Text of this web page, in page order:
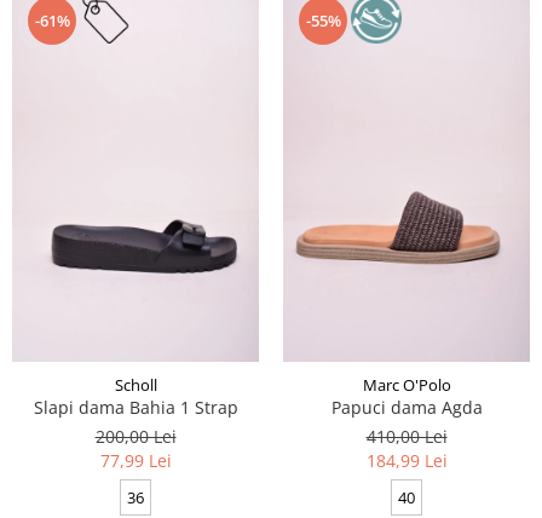
-61%
Scholl
Slapi dama Bahia 1 Strap
200,00 Lei
77,99 Lei
36
-55%
Marc O'Polo
Papuci dama Agda
410,00 Lei
184,99 Lei
40